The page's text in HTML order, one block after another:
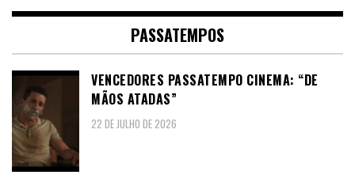
PASSATEMPOS
VENCEDORES PASSATEMPO CINEMA: “DE
MÃOS ATADAS”
22 DE JULHO DE 2026